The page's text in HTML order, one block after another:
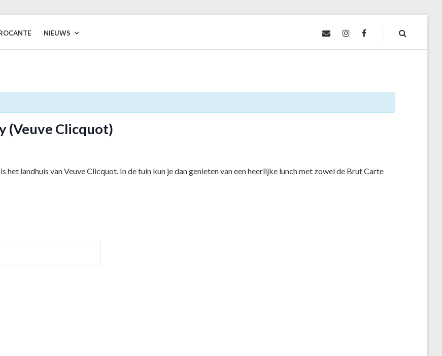
NIEUWS CONTACT@LEVIEUXVIGNOBLE.FR
INSTAGRAMFACEBOOK
(Veuve Clicquot)
landhuis van Veuve Clicquot. In de tuin kun je dan genieten van een heerlijke lunch met zowel de Brut Carte